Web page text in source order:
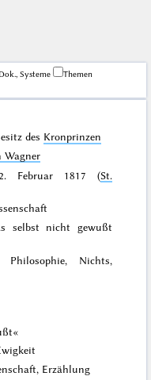
Systeme
Themen
des Kronprinzen
Wagner
Februar 1817 (St.
selbst nicht gewußt
Philosophie, Nichts,
Erzählung